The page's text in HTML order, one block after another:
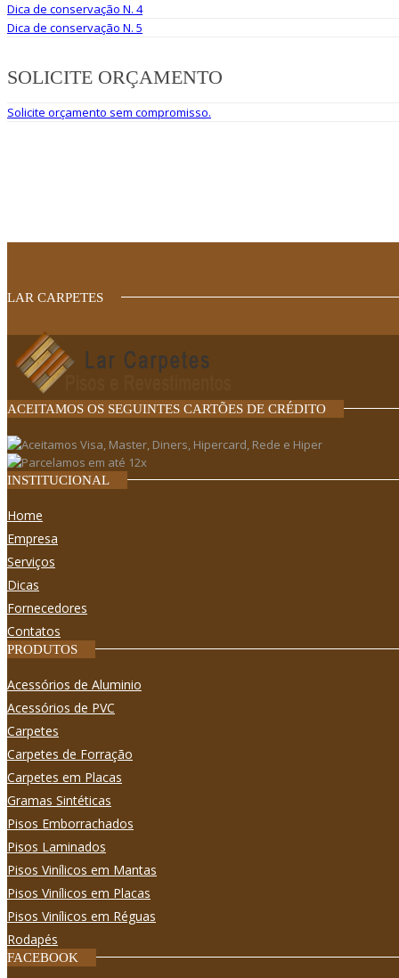
Dica de conservação N. 4
Dica de conservação N. 5
SOLICITE ORÇAMENTO
Solicite orçamento sem compromisso.
LAR CARPETES
ACEITAMOS OS SEGUINTES CARTÕES DE CRÉDITO
INSTITUCIONAL
Home
Empresa
Serviços
Dicas
Fornecedores
Contatos
PRODUTOS
Acessórios de Aluminio
Acessórios de PVC
Carpetes
Carpetes de Forração
Carpetes em Placas
Gramas Sintéticas
Pisos Emborrachados
Pisos Laminados
Pisos Viní­licos em Mantas
Pisos Viní­licos em Placas
Pisos Viní­licos em Réguas
Rodapés
FACEBOOK